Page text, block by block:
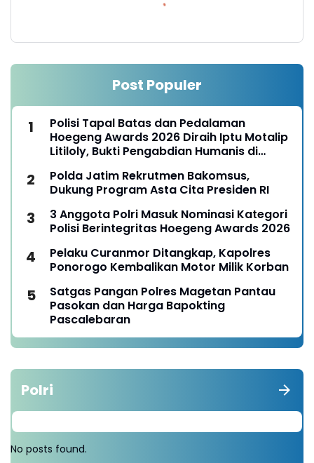
Post Populer
Polisi Tapal Batas dan Pedalaman
Hoegeng Awards 2026 Diraih Iptu Motalip
Litiloly, Bukti Pengabdian Humanis di
Polda Jatim Rekrutmen Bakomsus,
Dukung Program Asta Cita Presiden RI
3 Anggota Polri Masuk Nominasi Kategori
Polisi Berintegritas Hoegeng Awards 2026
Pelaku Curanmor Ditangkap, Kapolres
Ponorogo Kembalikan Motor Milik Korban
Satgas Pangan Polres Magetan Pantau
Pasokan dan Harga Bapokting
Pascalebaran
Polri
No posts found.